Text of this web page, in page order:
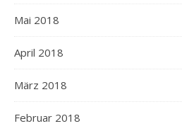
Mai 2018
April 2018
März 2018
Februar 2018